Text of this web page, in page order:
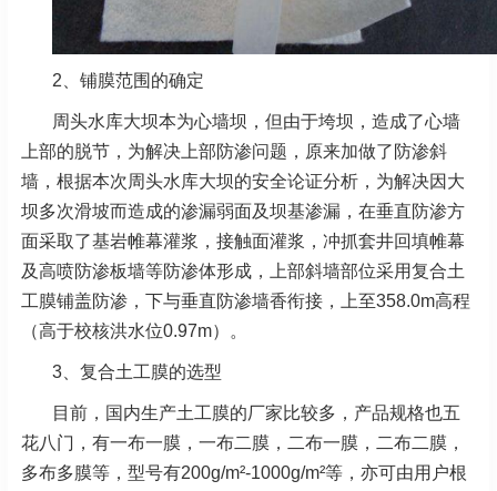
2、铺膜范围的确定
周头水库大坝本为心墙坝，但由于垮坝，造成了心墙
上部的脱节，为解决上部防渗问题，原来加做了防渗斜
墙，根据本次周头水库大坝的安全论证分析，为解决因大
坝多次滑坡而造成的渗漏弱面及坝基渗漏，在垂直防渗方
面采取了基岩帷幕灌浆，接触面灌浆，冲抓套井回填帷幕
及高喷防渗板墙等防渗体形成，上部斜墙部位采用复合土
工膜铺盖防渗，下与垂直防渗墙香衔接，上至358.0m高程
（高于校核洪水位0.97m）。
3、复合土工膜的选型
目前，国内生产土工膜的厂家比较多，产品规格也五
花八门，有一布一膜，一布二膜，二布一膜，二布二膜，
多布多膜等，型号有200g/m²-1000g/m²等，亦可由用户根